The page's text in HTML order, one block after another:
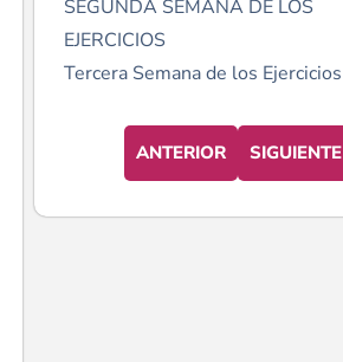
SEGUNDA SEMANA DE LOS
EJERCICIOS
Tercera Semana de los Ejercicios
ANTERIOR SIGUIENTE